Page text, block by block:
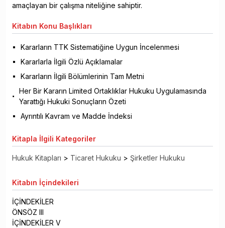
amaçlayan bir çalışma niteliğine sahiptir.
Kitabın Konu Başlıkları
Kararların TTK Sistematiğine Uygun İncelenmesi
Kararlarla İlgili Özlü Açıklamalar
Kararların İlgili Bölümlerinin Tam Metni
Her Bir Kararın Limited Ortaklıklar Hukuku Uygulamasında
Yarattığı Hukuki Sonuçların Özeti
Ayrıntılı Kavram ve Madde İndeksi
Kitapla İlgili Kategoriler
Hukuk Kitapları > Ticaret Hukuku > Şirketler Hukuku
Kitabın İçindekileri
İÇİNDEKİLER
ÖNSÖZ III
İÇİNDEKİLER V